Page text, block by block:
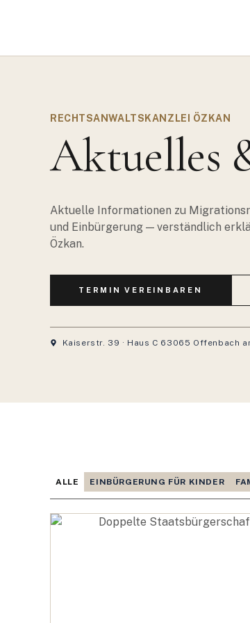
RECHTSANWALTSKANZLEI ÖZKAN
Aktuelles
Aktuelle Informationen zu
und Einbürgerung — verständlich
Özkan.
TERMIN VEREINBAREN
Kaiserstr. 39 · Haus C 63065 Offenbach
EINBÜRGERUNG FÜR KINDER
ALLE